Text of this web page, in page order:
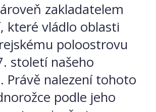
zakladatelem
které vládlo oblasti
poloostrovu
století našeho
Právě nalezení tohoto
podle jeho